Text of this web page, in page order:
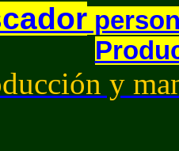
y